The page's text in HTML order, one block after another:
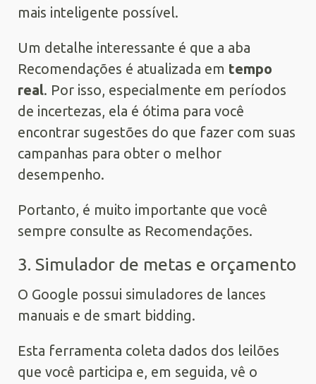
mais inteligente possível.
Um detalhe interessante é que a aba
Recomendações é atualizada em tempo
real. Por isso, especialmente em períodos
de incertezas, ela é ótima para você
encontrar sugestões do que fazer com suas
campanhas para obter o melhor
desempenho.
Portanto, é muito importante que você
sempre consulte as Recomendações.
3. Simulador de metas e orçamento
O Google possui simuladores de lances
manuais e de smart bidding.
Esta ferramenta coleta dados dos leilões
que você participa e, em seguida, vê o